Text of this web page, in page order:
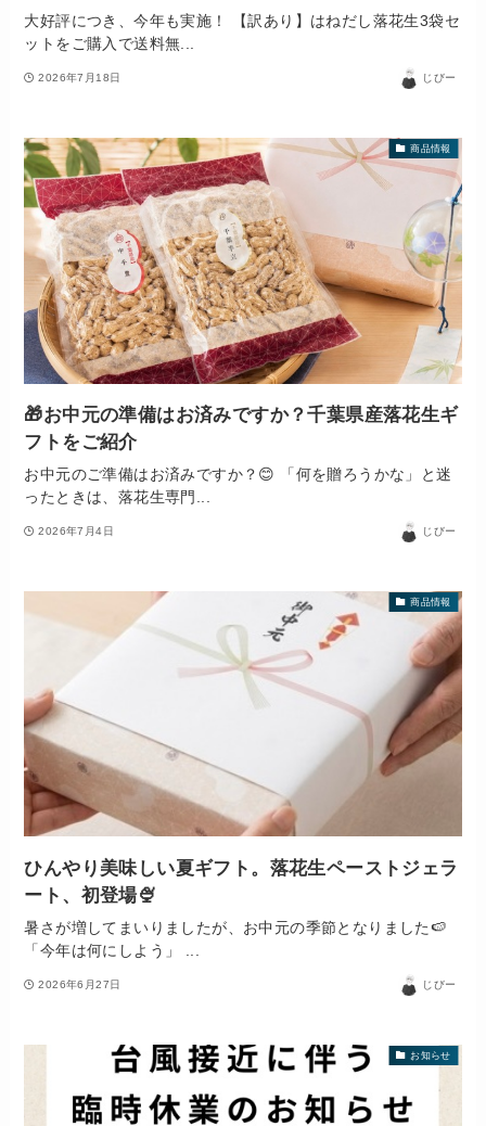
大好評につき、今年も実施！ 【訳あり】はねだし落花生3袋セ
ットをご購入で送料無...
2026年7月18日 じびー
商品情報
🎁お中元の準備はお済みですか？千葉県産落花生ギ
フトをご紹介
お中元のご準備はお済みですか？😊 「何を贈ろうかな」と迷
ったときは、落花生専門...
2026年7月4日 じびー
商品情報
ひんやり美味しい夏ギフト。落花生ペーストジェラ
ート、初登場🍨
暑さが増してまいりましたが、お中元の季節となりました🍉
「今年は何にしよう」 ...
2026年6月27日 じびー
お知らせ